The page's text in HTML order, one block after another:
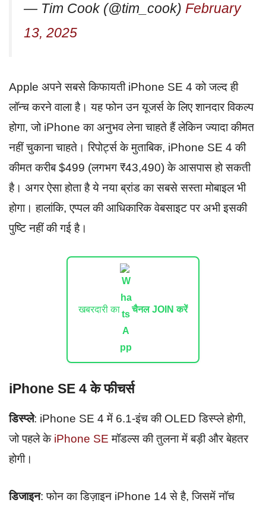
— Tim Cook (@tim_cook) February
13, 2025
Apple अपने सबसे किफायती iPhone SE 4 को जल्द ही
लॉन्च करने वाला है। यह फोन उन यूजर्स के लिए शानदार विकल्प
होगा, जो iPhone का अनुभव लेना चाहते हैं लेकिन ज्यादा कीमत
नहीं चुकाना चाहते। रिपोर्ट्स के मुताबिक, iPhone SE 4 की
कीमत करीब $499 (लगभग ₹43,490) के आसपास हो सकती
है। अगर ऐसा होता है ये नया ब्रांड का सबसे सस्ता मोबाइल भी
होगा। हालांकि, एप्पल की आधिकारिक वेबसाइट पर अभी इसकी
पुष्टि नहीं की गई है।
खबरदारी का चैनल JOIN करें
iPhone SE 4 के फीचर्स
डिस्प्ले: iPhone SE 4 में 6.1-इंच की OLED डिस्प्ले होगी,
जो पहले केiPhone SE मॉडल्स की तुलना में बड़ी और बेहतर
होगी।
डिजाइन: फोन का डिज़ाइन iPhone 14 से है, जिसमें नॉच